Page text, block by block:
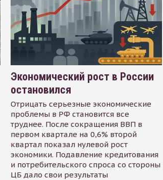
Экономический рост в России
остановился
Отрицать серьезные экономические
проблемы в РФ становится все
труднее. После сокращения ВВП в
первом квартале на 0,6% второй
квартал показал нулевой рост
экономики. Подавление кредитования
и потребительского спроса со стороны
ЦБ дало свои результаты